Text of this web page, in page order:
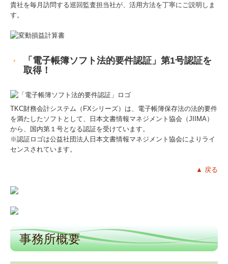
貴社を毎月訪問する巡回監査担当社が、活用方法を丁寧にご説明しま
す。
「電子帳簿ソフト法的要件認証」第1号認証を
取得！
TKC財務会計システム（FXシリーズ） は、電子帳簿保存法の法的要件
を満たしたソフトとして、日本文書情報マネジメント協会（JIIMA）
から、国内第１号となる認証を受けています。
※認証ロゴは公益社団法人日本文書情報マネジメント協会によりライ
センスされています。
▲ 戻る
事務所概要